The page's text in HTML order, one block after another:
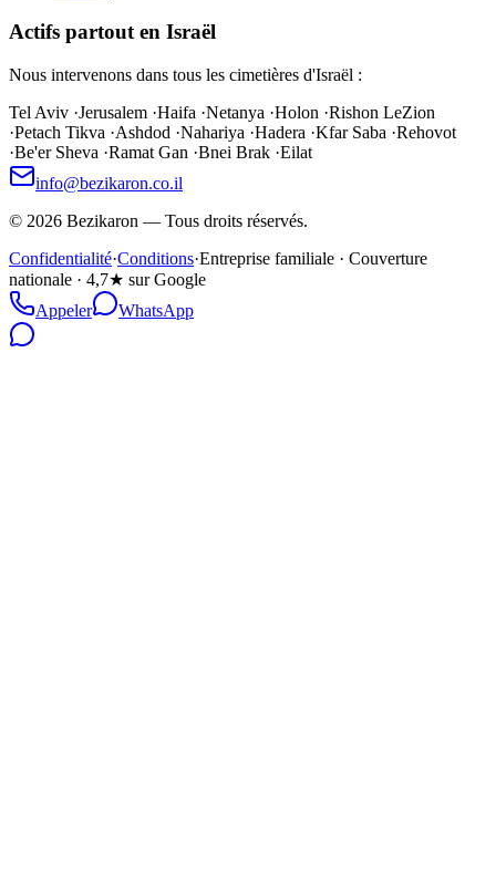
Actifs partout en Israël
Nous intervenons dans tous les cimetières d'Israël :
Tel Aviv ·Jerusalem ·Haifa ·Netanya ·Holon ·Rishon LeZion
·Petach Tikva ·Ashdod ·Nahariya ·Hadera ·Kfar Saba ·Rehovot
·Be'er Sheva ·Ramat Gan ·Bnei Brak ·Eilat
info@bezikaron.co.il
© 2026 Bezikaron — Tous droits réservés.
Confidentialité·Conditions·Entreprise familiale · Couverture
nationale · 4,7★ sur Google
Appeler
WhatsApp